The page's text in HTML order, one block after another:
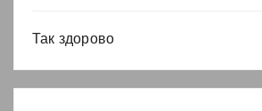
Так здорово